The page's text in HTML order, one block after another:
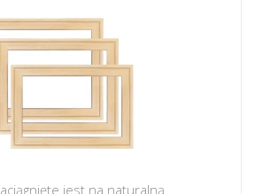
jest na naturalną